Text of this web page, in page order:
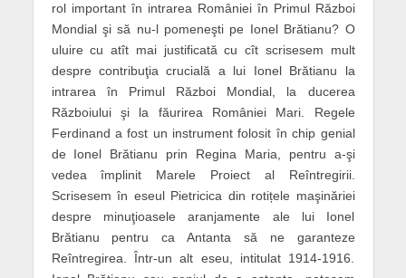
rol important în intrarea României în Primul Război
Mondial şi să nu-l pomeneşti pe Ionel Brătianu? O
uluire cu atît mai justificată cu cît scrisesem mult
despre contribuţia crucială a lui Ionel Brătianu la
intrarea în Primul Război Mondial, la ducerea
Războiului şi la făurirea României Mari. Regele
Ferdinand a fost un instrument folosit în chip genial
de Ionel Brătianu prin Regina Maria, pentru a-şi
vedea împlinit Marele Proiect al Reîntregirii.
Scrisesem în eseul Pietricica din rotițele maşinăriei
despre minuţioasele aranjamente ale lui Ionel
Brătianu pentru ca Antanta să ne garanteze
Reîntregirea. Într-un alt eseu, intitulat 1914-1916.